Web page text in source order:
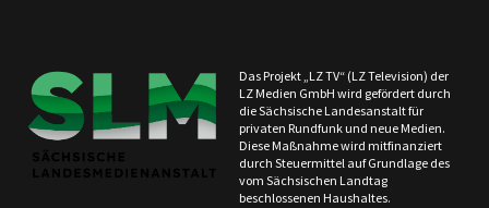
Das Projekt „LZ TV“ (LZ Television) der
LZ Medien GmbH wird gefördert durch
die Sächsische Landesanstalt für
privaten Rundfunk und neue Medien.
Diese Maßnahme wird mitfinanziert
durch Steuermittel auf Grundlage des
vom Sächsischen Landtag
beschlossenen Haushaltes.